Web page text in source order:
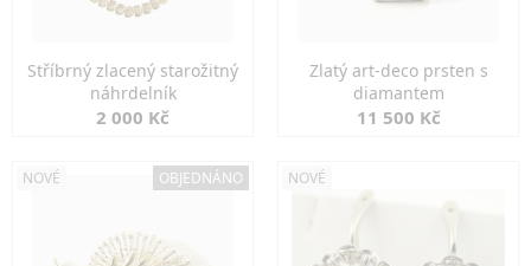
Stříbrný zlacený starožitný
náhrdelník
2 000 Kč
Zlatý art-deco prsten s
diamantem
11 500 Kč
NOVÉ OBJEDNÁNO NOVÉ